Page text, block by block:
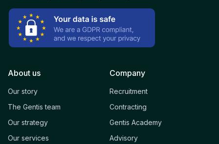
About us
Our story
The Gentis team
Our strategy
Our services
Company
Recruitment
Contracting
Gentis Academy
Advisory